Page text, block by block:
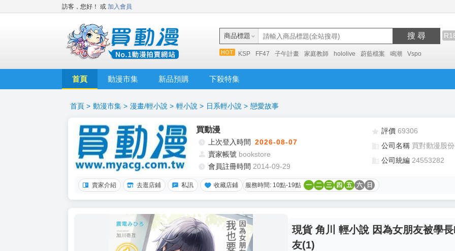
訪客，您好！ 或 加入會員
商品標題 搜 尋
KSP FF47 子午計畫 家庭教師 hololive 蔚藍檔案 鳴潮 Vspo
首頁 動漫市集 新品預購 下殺特集
首頁 > 動漫市集 > 漫畫/輕小說 > 輕小說 > 日系輕小說 > 戀愛故事
買動漫
上次登入時間 2026-08-07
賣家帳號 bookstore
會員註冊時間 2014-09-29
評價 69306
公司名稱 買對動漫股
公司統編 24553282
賣家介紹 去逛店鋪 私訊 收藏店鋪 服務時間: 10點-19點 一 二 三 四 五 六 日
現貨 角川 輕小說 因為女朋友被學
友(1)